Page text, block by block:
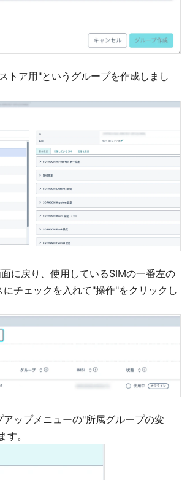
トア用"というグループを作成しまし
に戻り、使用しているSIMの一番左の
チェックを入れて"操作"をクリックし
ップメニューの"所属グループの変
す。